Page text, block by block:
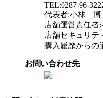
TEL:0287-96-
代表者:小林 博
店舗運営責任
店舗セキュリ
購入履歴からの
お問い合わせ先